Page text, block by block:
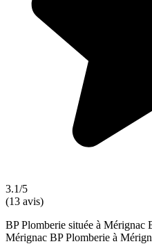
3.1/5
(13 avis)
BP Plomberie située à Mérignac
Mérignac BP Plomberie à